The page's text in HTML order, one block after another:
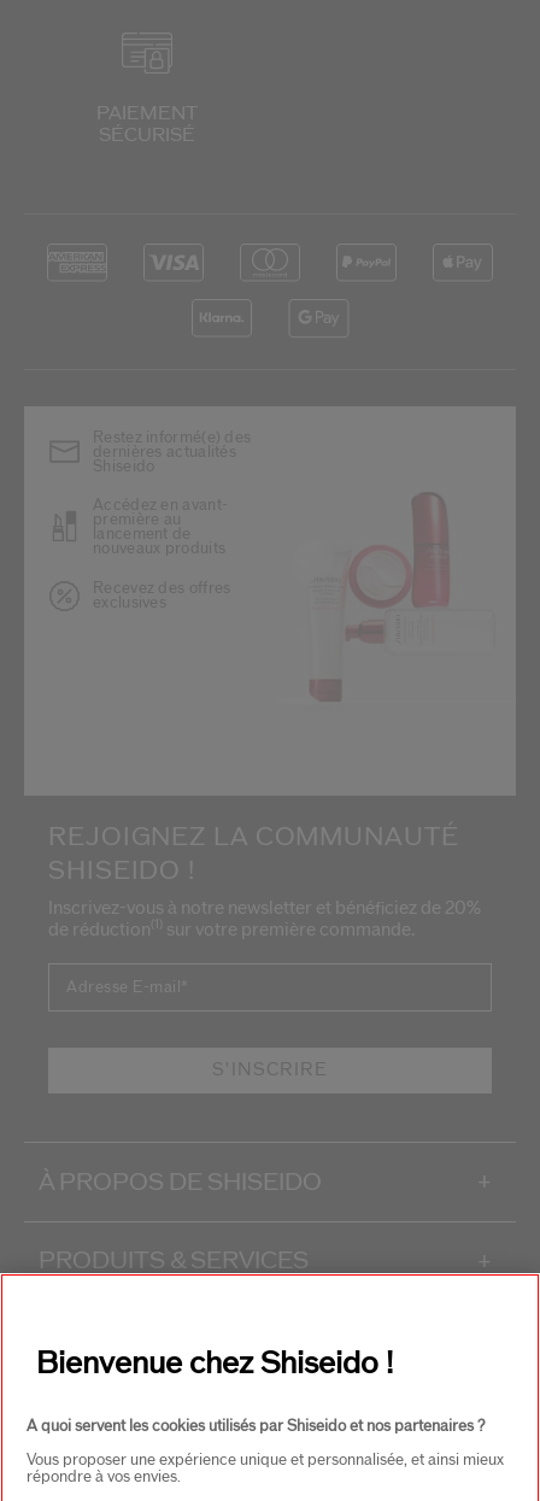
PAIEMENT
SÉCURISÉ
REJOIGNEZ LA COMMUNAUTÉ
SHISEIDO !
Inscrivez-vous à notre newsletter et bénéficiez de 20%
de réduction
sur votre première commande.
*
Adresse E-mail
S'INSCRIRE
À PROPOS DE SHISEIDO +
PRODUITS & SERVICES +
Bienvenue chez Shiseido !
A quoi servent les cookies utilisés par Shiseido et nos partenaires ?
Vous proposer une expérience unique et personnalisée, et ainsi mieux
répondre à vos envies.